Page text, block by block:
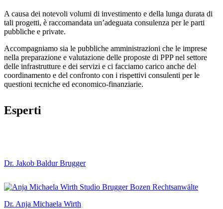
A causa dei notevoli volumi di investimento e della lunga durata di
tali progetti, è raccomandata un’adeguata consulenza per le parti
pubbliche e private.
Accompagniamo sia le pubbliche amministrazioni che le imprese
nella preparazione e valutazione delle proposte di PPP nel settore
delle infrastrutture e dei servizi e ci facciamo carico anche del
coordinamento e del confronto con i rispettivi consulenti per le
questioni tecniche ed economico-finanziarie.
Esperti
Dr. Jakob Baldur Brugger
Dr. Anja Michaela Wirth